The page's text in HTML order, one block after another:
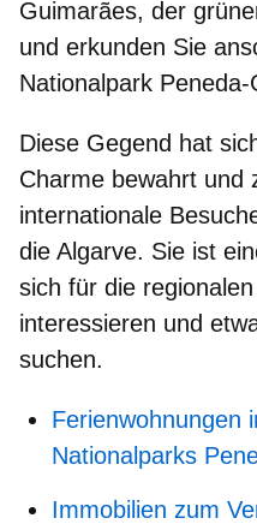
Guimarães, der
und erkunden Sie
Nationalpark Peneda-
Diese Gegend hat
Charme bewahrt und
internationale
die Algarve. Sie ist
sich für die
interessieren und
suchen.
Ferienwohnungen
Nationalparks
Immobilien zum